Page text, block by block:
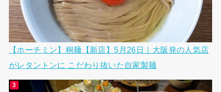
【ホーチミン】桐麺【新店】5月26日｜大阪発の人気店
がレタントンに こだわり抜いた自家製麺